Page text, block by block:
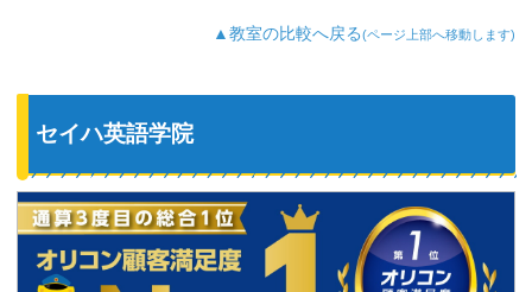
▲教室の比較へ戻る(ページ上部へ移動します)
セイハ英語学院